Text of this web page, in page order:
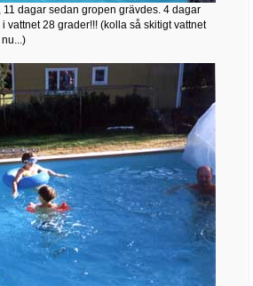
dagar sedan gropen grävdes. 4 dagar
vattnet 28 grader!!! (kolla så skitigt vattnet